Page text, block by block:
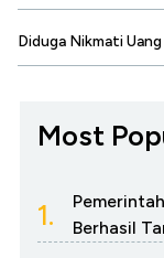
Diduga Nikmati
Most
1.
Berhasil